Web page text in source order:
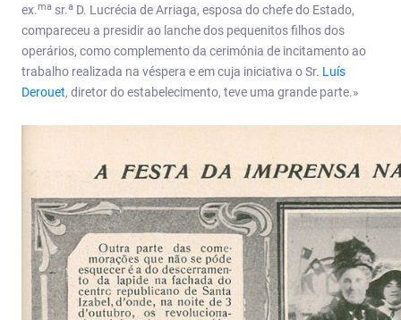
ex.ma sr.a D. Lucrécia de Arriaga, esposa do chefe do Estado,
compareceu a presidir ao lanche dos pequenitos filhos dos
operários, como complemento da cerimónia de incitamento ao
trabalho realizada na véspera e em cuja iniciativa o Sr. Luís
Derouet, diretor do estabelecimento, teve uma grande parte.»